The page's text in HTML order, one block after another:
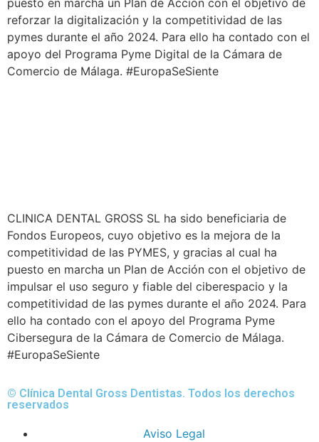
puesto en marcha un Plan de Acción con el objetivo de
reforzar la digitalización y la competitividad de las
pymes durante el año 2024. Para ello ha contado con el
apoyo del Programa Pyme Digital de la Cámara de
Comercio de Málaga. #EuropaSeSiente
CLINICA DENTAL GROSS SL ha sido beneficiaria de
Fondos Europeos, cuyo objetivo es la mejora de la
competitividad de las PYMES, y gracias al cual ha
puesto en marcha un Plan de Acción con el objetivo de
impulsar el uso seguro y fiable del ciberespacio y la
competitividad de las pymes durante el año 2024. Para
ello ha contado con el apoyo del Programa Pyme
Cibersegura de la Cámara de Comercio de Málaga.
#EuropaSeSiente
© Clínica Dental Gross Dentistas. Todos los derechos
reservados
Aviso Legal